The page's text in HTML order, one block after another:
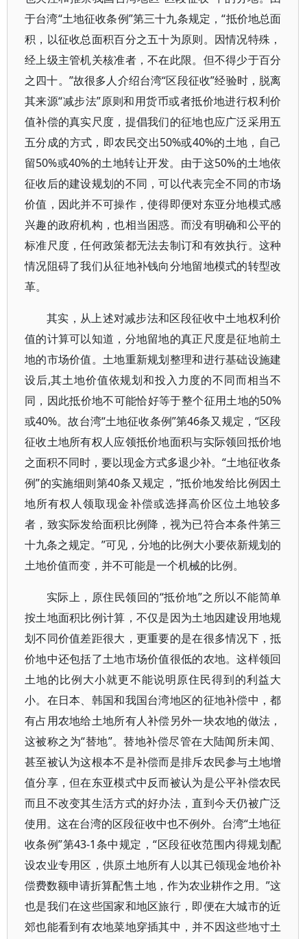
于台湾“土地征收条例”第三十九条规定，“抵价地总面
积，以征收总面积百分之五十为原则。因情况特殊，
经上级主管机关核准者，不在此限。但不得少于百分
之四十。”故很多人介绍台湾“区段征收”经验时，脱离
其来源“减步法”原则和用货币或者抵价地进行权利价
值补偿的真实尺度，提倡我们的征地也应广泛采用五
五分成的方式，即农民交出50%或40%的土地，自己
留50%或40%的土地转让开发。由于这50%的土地依
征收后的建设规划的不同，可以代表完全不同的市场
价值，因此并不可操作，使得即便对东亚分地模式感
兴趣的政府机构，也相当困惑。而没有明确和公平的
标准尺度，任何政策都无法去制订和有效执行。这种
情况阻碍了我们从征地补钱向分地留地模式的转型改
革。
其实，从上述对减步法和区段征收中土地权利价
值的计算可以知道，分地留地的真正尺度是征地前土
地的市场价值。土地重新规划整理和进行基础设施建
设后,其土地价值依规划和投入力度的不同而相当不
同，因此抵价地不可能恰好等于整个征用土地的50%
或40%。故台湾“土地征收条例”第46条又规定，“区段
征收土地所有权人应领抵价地面积与实际领回抵价地
之面积不同时，要以现金方式多退少补。“土地征收条
例”的实施细则第40条又规定，“抵价地发给比例因土
地所有权人领取现金补偿或选择高价区位土地较多
者，致实际发给面积比例降，视为已符合本条件第三
十九条之规定。”可见，分地的比例大小要依新规划的
土地价值而变，并不可能是一个机械的比例。
实际上，原住民领回的“抵价地”之所以不能简单
按土地面积比例计算，不仅是因为土地因建设用地规
划不同价值差距很大，更重要的是在很多情况下，抵
价地中还包括了土地市场价值很低的农地。这样领回
土地的比例大小就更不能说明原住民得到的利益大
小。在日本、韩国和我国台湾地区的征地补偿中，都
有占用农地给土地所有人补偿另外一块农地的做法，
这被称之为“替地”。替地补偿尽管在大陆闻所未闻、
甚至被认为这根本不是补偿而是排斥农民参与土地增
值分享，但在东亚模式中反而被认为是公平补偿农民
而且不改变其生活方式的好办法，直到今天仍被广泛
使用。这在台湾的区段征收中也不例外。台湾“土地征
收条例”第43-1条中规定，“区段征收范围内得规划配
设农业专用区，供原土地所有人以其已领现金地价补
偿费数额申请折算配售土地，作为农业耕作之用。”这
也是我们在这些国家和地区旅行，即便在大城市的近
郊也能看到有农地菜地穿插其中，并不因这些地寸土